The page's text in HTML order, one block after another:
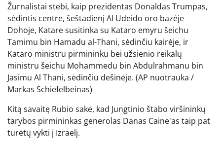
Žurnalistai stebi, kaip prezidentas Donaldas Trumpas,
sėdintis centre, šeštadienį Al Udeido oro bazėje
Dohoje, Katare susitinka su Kataro emyru šeichu
Tamimu bin Hamadu al-Thani, sėdinčiu kairėje, ir
Kataro ministru pirmininku bei užsienio reikalų
ministru šeichu Mohammedu bin Abdulrahmanu bin
Jasimu Al Thani, sėdinčiu dešinėje. (AP nuotrauka /
Markas Schiefelbeinas)
Kitą savaitę Rubio sakė, kad Jungtinio štabo viršininkų
tarybos pirmininkas generolas Danas Caine'as taip pat
turėtų vykti į Izraelį.